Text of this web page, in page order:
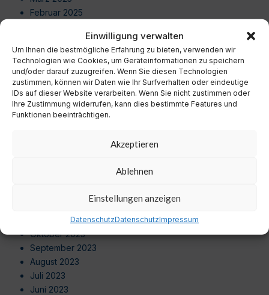
Einwilligung verwalten
Um Ihnen die bestmögliche Erfahrung zu bieten, verwenden wir
Technologien wie Cookies, um Geräteinformationen zu speichern
und/oder darauf zuzugreifen. Wenn Sie diesen Technologien
zustimmen, können wir Daten wie Ihr Surfverhalten oder eindeutige
IDs auf dieser Website verarbeiten. Wenn Sie nicht zustimmen oder
Ihre Zustimmung widerrufen, kann dies bestimmte Features und
Funktionen beeinträchtigen.
Akzeptieren
Ablehnen
Einstellungen anzeigen
DatenschutzDatenschutzImpressum
Februar 2025
Dezember 2024
November 2024
Oktober 2024
September 2024
August 2024
Juli 2024
November 2023
Oktober 2023
September 2023
August 2023
Juli 2023
Juni 2023